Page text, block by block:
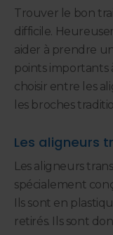
Trouver le bon
difficile.
aider à prendre
points importants
choisir entre les
les broches
Les aligneurs
Les aligneurs
spécialement
Ils sont en
retirés. Ils sont